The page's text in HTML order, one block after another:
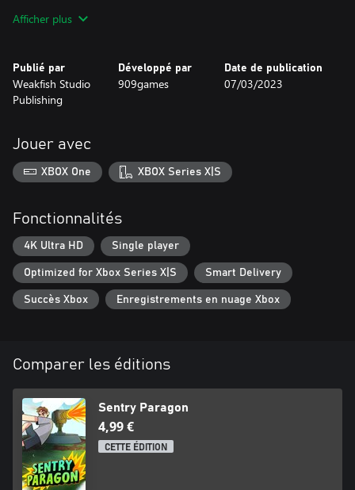
Grâce à la prise en charge du gamepad et du clavier, utilisez la
Afficher plus
Publié par
Weakfish Studio
Publishing
Développé par
909games
Date de publication
07/03/2023
Jouer avec
XBOX One XBOX Series X|S
Fonctionnalités
4K Ultra HD Single player
Optimized for Xbox Series X|S Smart Delivery
Succès Xbox Enregistrements en nuage Xbox
Comparer les éditions
Sentry Paragon
4,99 €
CETTE ÉDITION